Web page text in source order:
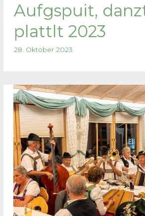
Aufgspuit,
plattlt 2023
28. Oktober 2023